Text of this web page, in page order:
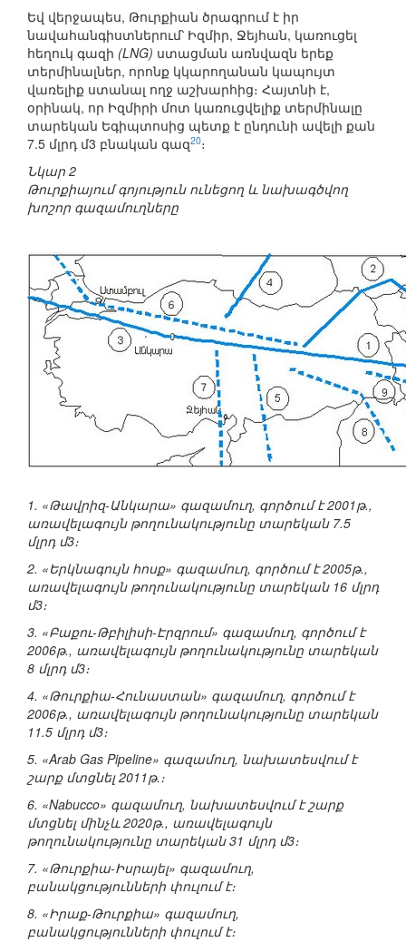
Եվ վերջապես, Թուրքիան ծրագրում է իր
նավահանգիստներում՝ Իզմիր, Ջեյհան, կառուցել
հեղուկ գազի (LNG) ստացման առնվազն երեք
տերմինալներ, որոնք կկարողանան կապույտ
վառելիք ստանալ ողջ աշխարհից։ Հայտնի է,
օրինակ, որ Իզմիրի մոտ կառուցվելիք տերմինալը
տարեկան Եգիպտոսից պետք է ընդունի ավելի քան
7.5 մլրդ մ3 բնական գազ20։
Նկար 2
Թուրքիայում գոյություն ունեցող և նախագծվող
խոշոր գազամուղները
1. «Թավրիզ-Անկարա» գազամուղ, գործում է 2001թ.,
առավելագույն թողունակությունը տարեկան 7.5
մլրդ մ3։
2. «Երկնագույն հոսք» գազամուղ, գործում է 2005թ.,
առավելագույն թողունակությունը տարեկան 16 մլրդ
մ3։
3. «Բաքու-Թբիլիսի-Էրզրում» գազամուղ, գործում է
2006թ., առավելագույն թողունակությունը տարեկան
8 մլրդ մ3։
4. «Թուրքիա-Հունաստան» գազամուղ, գործում է
2006թ., առավելագույն թողունակությունը տարեկան
11.5 մլրդ մ3։
5. «Arab Gas Pipeline» գազամուղ, նախատեսվում է
շարք մտցնել 2011թ.։
6. «Nabucco» գազամուղ, նախատեսվում է շարք
մտցնել մինչև 2020թ., առավելագույն
թողունակությունը տարեկան 31 մլրդ մ3։
7. «Թուրքիա-Իսրայել» գազամուղ,
բանակցությունների փուլում է։
8. «Իրաք-Թուրքիա» գազամուղ,
բանակցությունների փուլում է։